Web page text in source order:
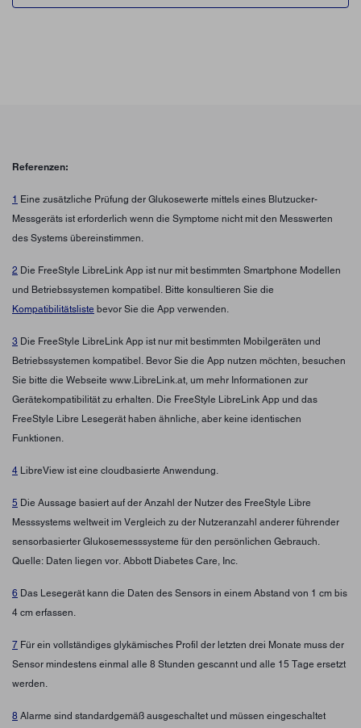
Referenzen:
1 Eine zusätzliche Prüfung der Glukosewerte mittels eines Blutzucker-
Messgeräts ist erforderlich wenn die Symptome nicht mit den Messwerten
des Systems übereinstimmen.
2 Die FreeStyle LibreLink App ist nur mit bestimmten Smartphone Modellen
und Betriebssystemen kompatibel. Bitte konsultieren Sie die
Kompatibilitätsliste bevor Sie die App verwenden.
3 Die FreeStyle LibreLink App ist nur mit bestimmten Mobilgeräten und
Betriebssystemen kompatibel. Bevor Sie die App nutzen möchten, besuchen
Sie bitte die Webseite www.LibreLink.at, um mehr Informationen zur
Gerätekompatibilität zu erhalten. Die FreeStyle LibreLink App und das
FreeStyle Libre Lesegerät haben ähnliche, aber keine identischen
Funktionen.
4 LibreView ist eine cloudbasierte Anwendung.
5 Die Aussage basiert auf der Anzahl der Nutzer des FreeStyle Libre
Messsystems weltweit im Vergleich zu der Nutzeranzahl anderer führender
sensorbasierter Glukosemesssysteme für den persönlichen Gebrauch.
Quelle: Daten liegen vor. Abbott Diabetes Care, Inc.
6 Das Lesegerät kann die Daten des Sensors in einem Abstand von 1 cm bis
4 cm erfassen.
7 Für ein vollständiges glykämisches Profil der letzten drei Monate muss der
Sensor mindestens einmal alle 8 Stunden gescannt und alle 15 Tage ersetzt
werden.
8 Alarme sind standardgemäß ausgeschaltet und müssen eingeschaltet